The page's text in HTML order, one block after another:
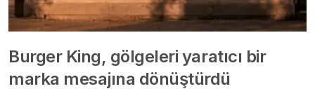
Burger King, gölgeleri yaratıcı bir
marka mesajına dönüştürdü